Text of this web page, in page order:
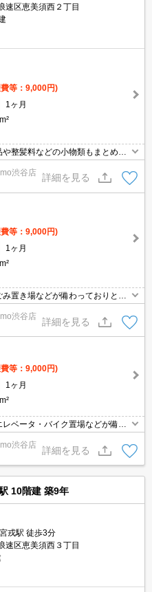
速区恵美須西２丁目
等：9,000円)
1ヶ月
整髪料などの小物類もまとめて
採用しております。オートロッ
ことができます。共用部には敷
ク置場など様々な設備やサービ
な住宅地にある物件です。2人
渋谷店
詳細を見る
等：9,000円)
1ヶ月
置き場などが備わっておりとて
ボックス・玄関収納など豊富な
く便利です。独立洗面台なので
くく、清潔な状態を保ちやすく
ミングがあるかと思います。ぜ
渋谷店
詳細を見る
等：9,000円)
1ヶ月
ベータ・バイク置場などが備わ
ートロックと玄関の鍵で二重で
ます。収納はシューズボック
いるので、衣類や日用品の収納
しい賃貸物件です。こちらの物
渋谷店
詳細を見る
10階建 築9年
戎駅 徒歩3分
速区恵美須西３丁目